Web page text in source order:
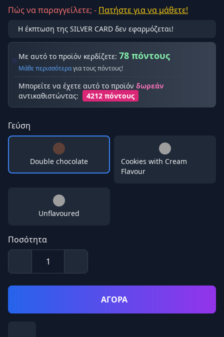
Πώς να παραγγείλετε; - Πατήστε για να μάθετε!
Η έκπτωση της SILVER CARD δεν εφαρμόζεται!
Με αυτό το προϊόν κερδίζετε: 78 πόντους
Μάθε περισσότεραγια τους πόντους!
Μπορείτε να έχετε αυτό το προϊόν δωρεάν
αντικαθιστώντας:
4212 πόντους
Γεύση
Double chocolate
Cookies with Cream
Flavour
Unflavoured
Ποσότητα
ΑΓΟΡΑ